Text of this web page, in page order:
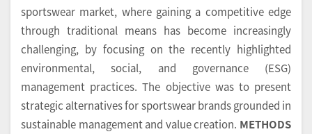
sportswear market, where gaining a competitive edge
through traditional means has become increasingly
challenging, by focusing on the recently highlighted
environmental, social, and governance (ESG)
management practices. The objective was to present
strategic alternatives for sportswear brands grounded in
sustainable management and value creation. METHODS